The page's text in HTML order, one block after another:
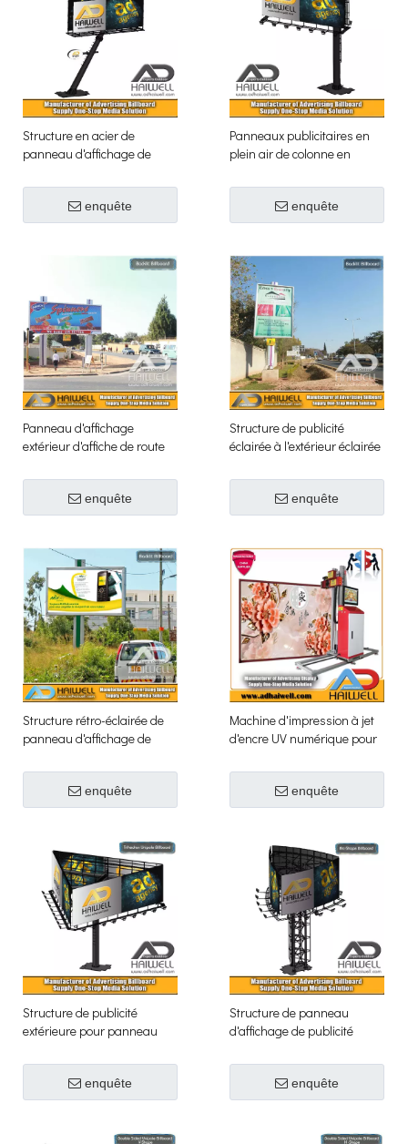
Structure en acier de
panneau d'affichage de
de forme oblique
enquête
Panneaux publicitaires en
plein air de colonne en
enquête
Panneau d'affichage
extérieur d'affiche de route
enquête
Structure de publicité
éclairée à l'extérieur éclairée
LED de technologie verte
lumineuse enquête
Structure rétro-éclairée de
panneau d'affichage de
enquête
Machine d'impression à jet
d'encre UV numérique pour
enquête
Structure de publicité
extérieure pour panneau
Unipole
enquête
Structure de panneau
d'affichage de publicité
forme d'arc
enquête